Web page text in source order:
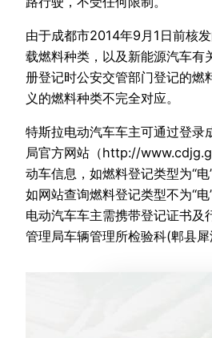
由于成都市2014年9月1日前核
载燃料种类，以及新能源汽车有
册登记时公安交管部门登记的燃
义的燃料种类不完全对应。
特斯拉电动汽车车主可通过登录
局官方网站（http://
动车信息，如燃料登记类型为“电
如网站查询燃料登记类型不为“电
电动汽车车主需携带登记证书及
管理局车辆管理所检验科(郫县犀